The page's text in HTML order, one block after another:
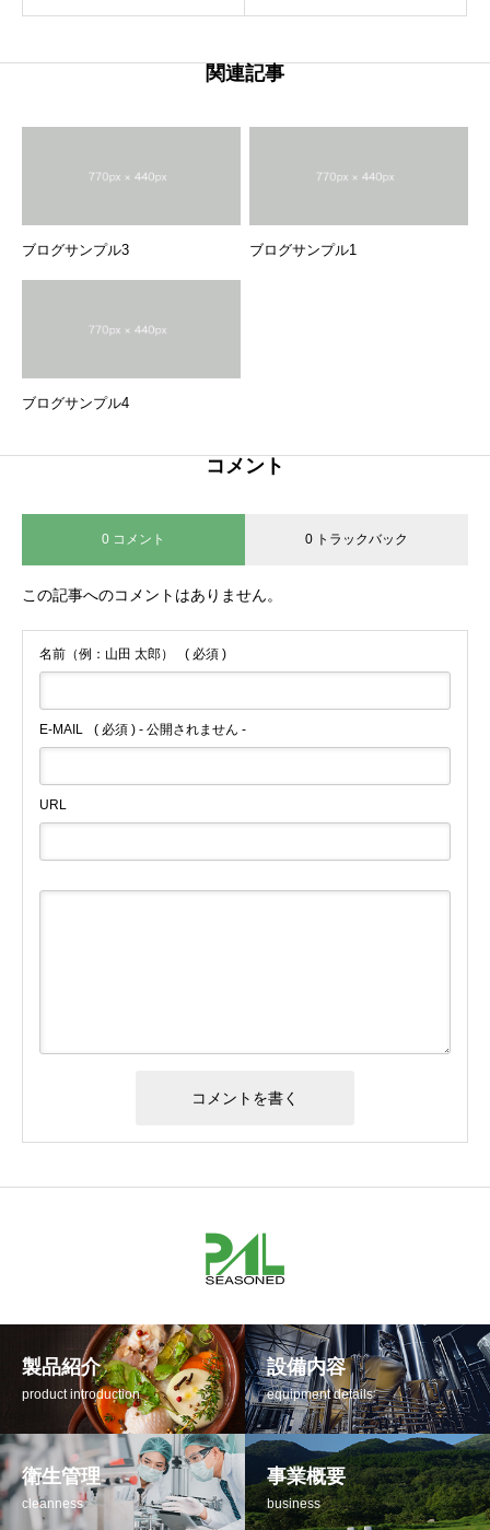
関連記事
ブログサンプル3 ブログサンプル1
ブログサンプル4
コメント
0 コメント 0 トラックバック
この記事へのコメントはありません。
名前（例：山田 太郎） ( 必須 )
E-MAIL ( 必須 ) - 公開されません -
URL
製品紹介
product introduction
設備内容
equipment details
衛生管理
cleanness
事業概要
business